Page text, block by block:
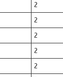
2
2
2
2
2